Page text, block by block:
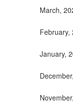
March,
February,
January,